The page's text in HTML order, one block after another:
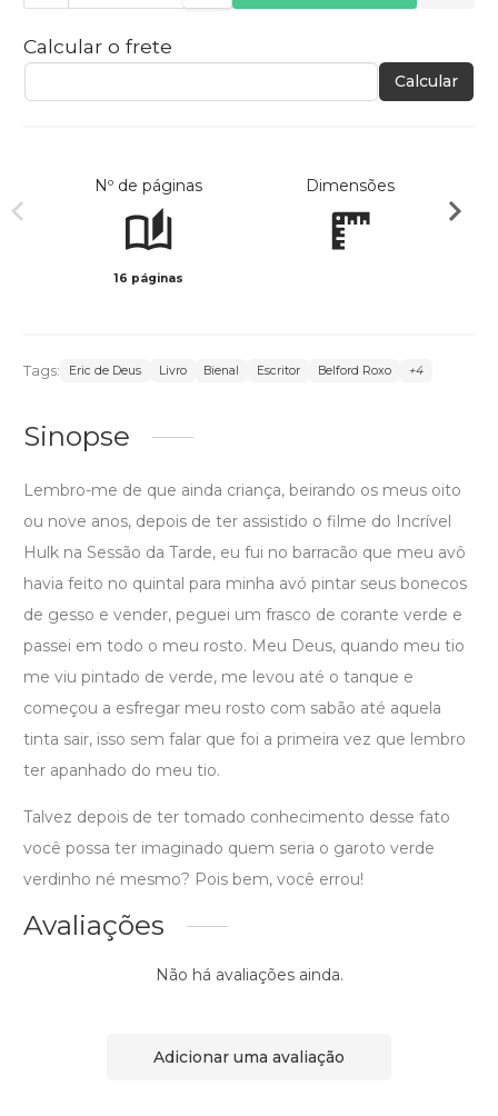
Calcular o frete
Calcular
Nº de páginas
16 páginas
Dimensões
Tags: Eric de Deus Livro Bienal Escritor Belford Roxo +4
Sinopse
Lembro-me de que ainda criança, beirando os meus oito
ou nove anos, depois de ter assistido o filme do Incrível
Hulk na Sessão da Tarde, eu fui no barracão que meu avô
havia feito no quintal para minha avó pintar seus bonecos
de gesso e vender, peguei um frasco de corante verde e
passei em todo o meu rosto. Meu Deus, quando meu tio
me viu pintado de verde, me levou até o tanque e
começou a esfregar meu rosto com sabão até aquela
tinta sair, isso sem falar que foi a primeira vez que lembro
ter apanhado do meu tio.
Talvez depois de ter tomado conhecimento desse fato
você possa ter imaginado quem seria o garoto verde
verdinho né mesmo? Pois bem, você errou!
Avaliações
Não há avaliações ainda.
Adicionar uma avaliação